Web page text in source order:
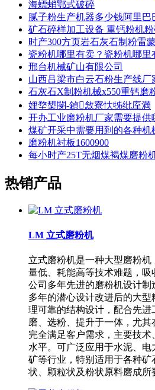
海螵蛸鄂式破碎
腻子粉生产机器多少钱阿里巴
矿石碎样加工设备 重钙粉机
时产300方页岩石灰石制粉雷
瓷粉机哪里有卖？瓷粉机哪里
邢台机械矿山有限公司
山西吕梁市白云石粉生产线厂
石灰石X制粉机械x550重钙磨
娌堥槼閿-鍞敜寮忕牬纰庢満
开办工业磨粉机厂家需要提供
煤矿开采中需要用到的各种机
磨粉机衬板1600900
每小时产25T无烟煤褐煤磨粉
热销产品
LM 立式磨粉机
立式磨粉机是一种大型磨粉
量低、耗能高等技术难题，
公司多年先进的磨粉机设计
多年的潜心设计改进后的大
理可靠的结构设计，配合先
磨、选粉、提升于一体，尤
完全满足客户需求，主要技
水平。可广泛应用于水泥、
矿等行业，特别适用于各种
状、颗粒状及粉状原料磨成所